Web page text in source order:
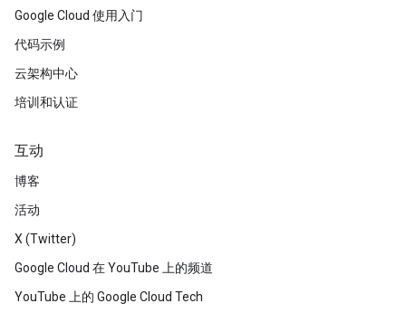
Google Cloud 使用入门
代码示例
云架构中心
培训和认证
互动
博客
活动
X (Twitter)
Google Cloud 在 YouTube 上的频道
YouTube 上的 Google Cloud Tech